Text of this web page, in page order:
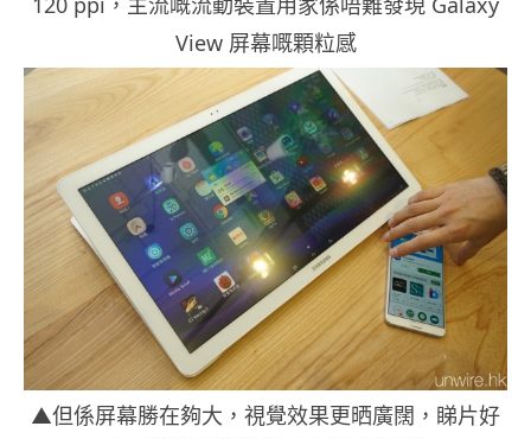
View 屏幕嘅顆粒感
▲但係屏幕勝在夠大，視覺效果更晒廣闊，睇片好